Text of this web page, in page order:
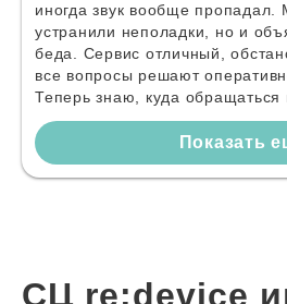
иногда звук вообще пропадал.
устранили неполадки, но и
беда. Сервис отличный,
все вопросы решают
Теперь знаю, куда обращаться
Показать
СЦ re:device